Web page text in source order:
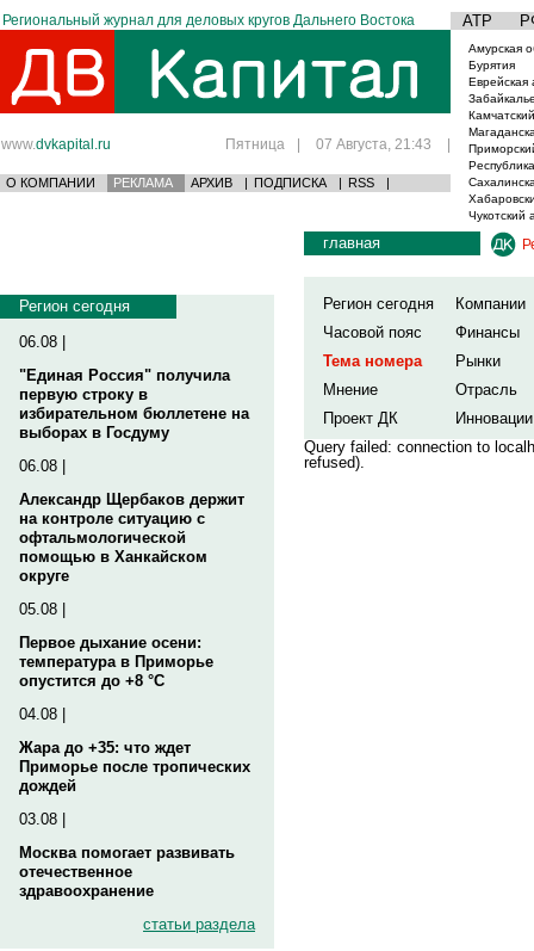
Региональный журнал для деловых кругов Дальнего Востока АТР
www.dvkapital.ru Пятница | 07 Августа, 21:43 |
О КОМПАНИИ РЕКЛАМА АРХИВ | ПОДПИСКА | RSS |
Амурская
Бурятия
Еврейская
Чукотский
Регион сегодня
06.08 |
"Единая Россия" получила
первую строку в
избирательном бюллетене на
выборах в Госдуму
06.08 |
Александр Щербаков держит
на контроле ситуацию с
офтальмологической
помощью в Ханкайском
округе
05.08 |
Первое дыхание осени:
температура в Приморье
опустится до +8 °C
04.08 |
Жара до +35: что ждет
Приморье после тропических
дождей
03.08 |
Москва помогает развивать
отечественное
здравоохранение
статьи раздела
главная
Регион сегодня
Компании
Часовой пояс
Финансы
Тема номера
Рынки
Мнение
Отрасль
Проект ДК
Инновации
Query failed: connection to
refused).